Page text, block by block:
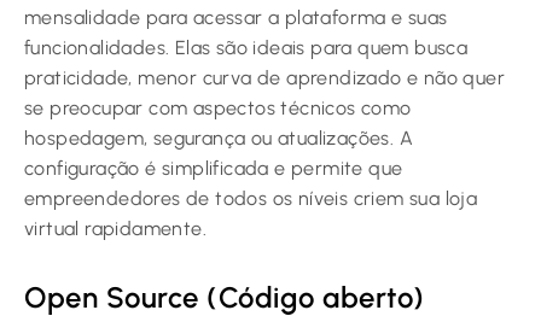
mensalidade para acessar a plataforma e suas
funcionalidades. Elas são ideais para quem busca
praticidade, menor curva de aprendizado e não quer
se preocupar com aspectos técnicos como
hospedagem, segurança ou atualizações. A
configuração é simplificada e permite que
empreendedores de todos os níveis criem sua loja
virtual rapidamente.
Open Source (Código aberto)